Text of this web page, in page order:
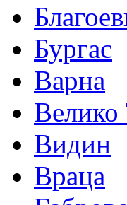
Бургас
Варна
Велико
Видин
Враца